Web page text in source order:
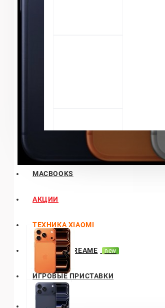
MACBOOKS
АКЦИИ
ТЕХНИКА XIAOMI
ТЕХНИКА DREAME new
ИГРОВЫЕ ПРИСТАВКИ